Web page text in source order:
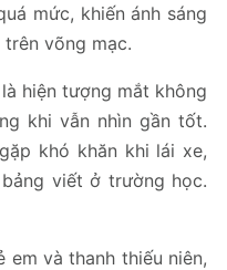
mức, khiến ánh sáng
võng mạc.
hiện tượng mắt không
khi vẫn nhìn gần tốt.
khó khăn khi lái xe,
viết ở trường học.
và thanh thiếu niên,